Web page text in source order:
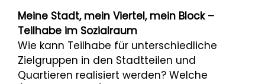
Meine Stadt, mein Viertel, mein Block –
Teilhabe im Sozialraum
Wie kann Teilhabe für unterschiedliche
Zielgruppen in den Stadtteilen und
Quartieren realisiert werden? Welche